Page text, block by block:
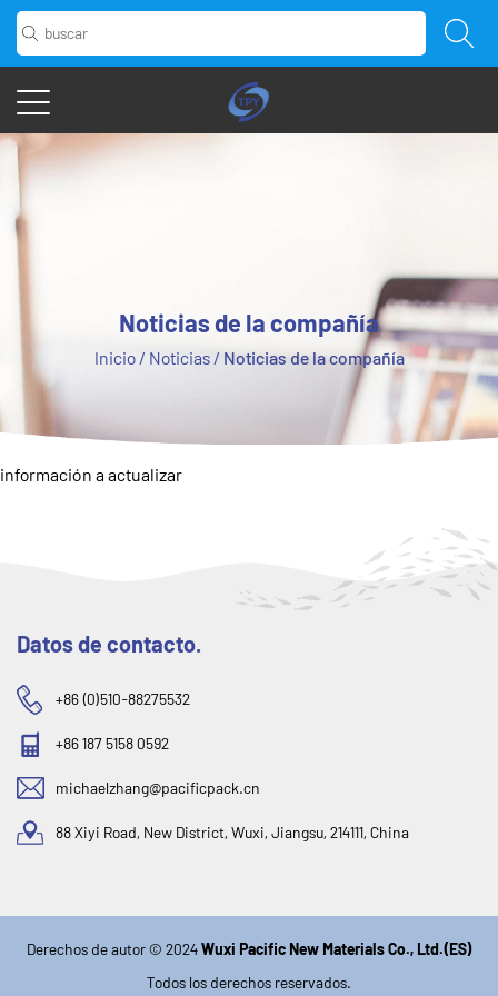
Noticias de la compañía
Inicio/ Noticias/ Noticias de la compañía
información a actualizar
Datos de contacto.
+86 (0)510-88275532
+86 187 5158 0592
michaelzhang@pacificpack.cn
88 Xiyi Road, New District, Wuxi, Jiangsu, 214111, China
Derechos de autor © 2024Wuxi Pacific New Materials Co., Ltd.(ES)
Todos los derechos reservados.